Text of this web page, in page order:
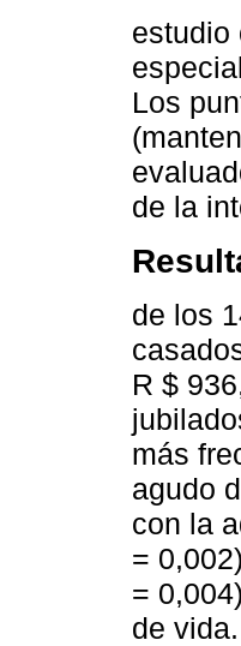
estudio
Los
de la
de los
R $
más
agudo
con la
=
=
de vida.